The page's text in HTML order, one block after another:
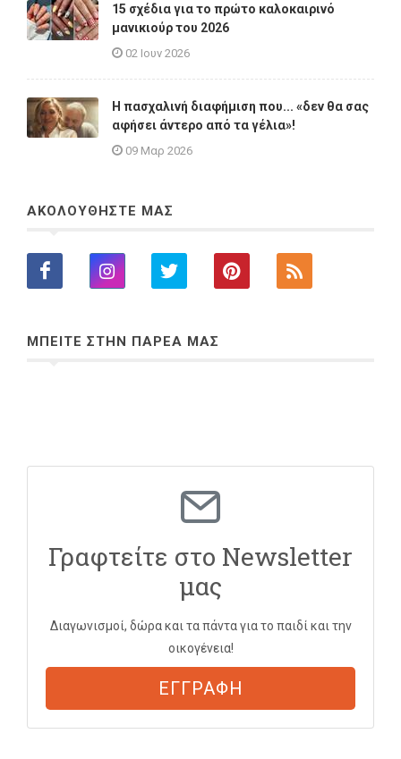
15 σχέδια για το πρώτο καλοκαιρινό
μανικιούρ του 2026
02 Ιουν 2026
Η πασχαλινή διαφήμιση που... «δεν θα σας
αφήσει άντερο από τα γέλια»!
09 Μαρ 2026
ΑΚΟΛΟΥΘΗΣΤΕ ΜΑΣ
ΜΠΕΙΤΕ ΣΤΗΝ ΠΑΡΕΑ ΜΑΣ
Γραφτείτε στο Newsletter
μας
Διαγωνισμοί, δώρα και τα πάντα για το παιδί και την
οικογένεια!
ΕΓΓΡΑΦΗ